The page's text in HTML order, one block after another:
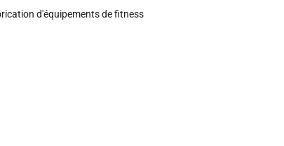
d'équipements de fitness